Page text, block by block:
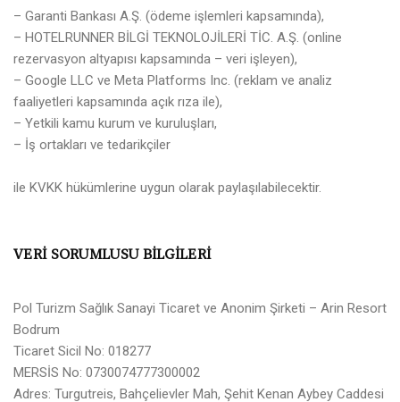
– Garanti Bankası A.Ş. (ödeme işlemleri kapsamında),
– HOTELRUNNER BİLGİ TEKNOLOJİLERİ TİC. A.Ş. (online
rezervasyon altyapısı kapsamında – veri işleyen),
– Google LLC ve Meta Platforms Inc. (reklam ve analiz
faaliyetleri kapsamında açık rıza ile),
– Yetkili kamu kurum ve kuruluşları,
– İş ortakları ve tedarikçiler
ile KVKK hükümlerine uygun olarak paylaşılabilecektir.
VERİ SORUMLUSU BİLGİLERİ
Pol Turizm Sağlık Sanayi Ticaret ve Anonim Şirketi – Arin Resort
Bodrum
Ticaret Sicil No: 018277
MERSİS No: 0730074777300002
Adres: Turgutreis, Bahçelievler Mah, Şehit Kenan Aybey Caddesi